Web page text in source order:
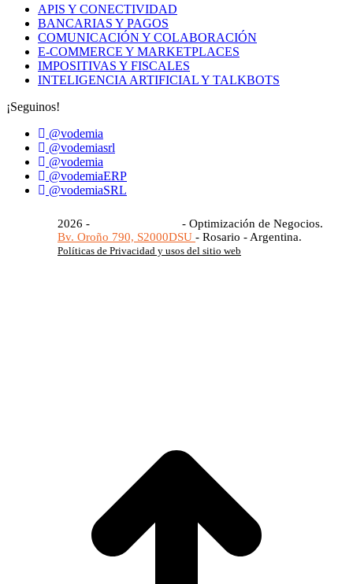
APIS Y CONECTIVIDAD
BANCARIAS Y PAGOS
COMUNICACIÓN Y COLABORACIÓN
E-COMMERCE Y MARKETPLACES
IMPOSITIVAS Y FISCALES
INTELIGENCIA ARTIFICIAL Y TALKBOTS
¡Seguinos!
@vodemia
@vodemiasrl
@vodemia
@vodemiaERP
@vodemiaSRL
2026 -
- Optimización de Negocios.
Bv. Oroño 790, S2000DSU - Rosario - Argentina.
Políticas de Privacidad y usos del sitio web